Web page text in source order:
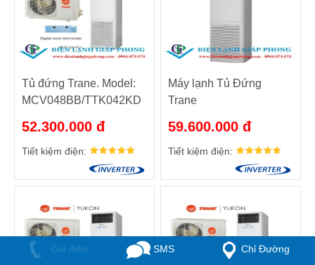
Tủ đứng Trane. Model:
MCV048BB/TTK042KD
52.300.000 đ
Tiết kiệm điện:
Máy lạnh Tủ Đứng
Trane
59.600.000 đ
Tiết kiệm điện:
Gọi điện SMS Chỉ Đường